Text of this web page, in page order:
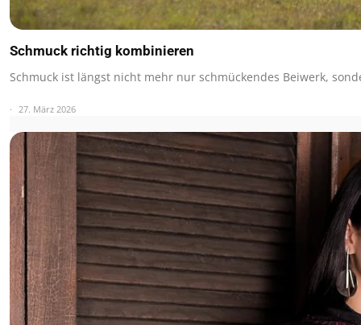
Schmuck richtig kombinieren
Schmuck ist längst nicht mehr nur schmückendes Beiwerk,
27. März 2026